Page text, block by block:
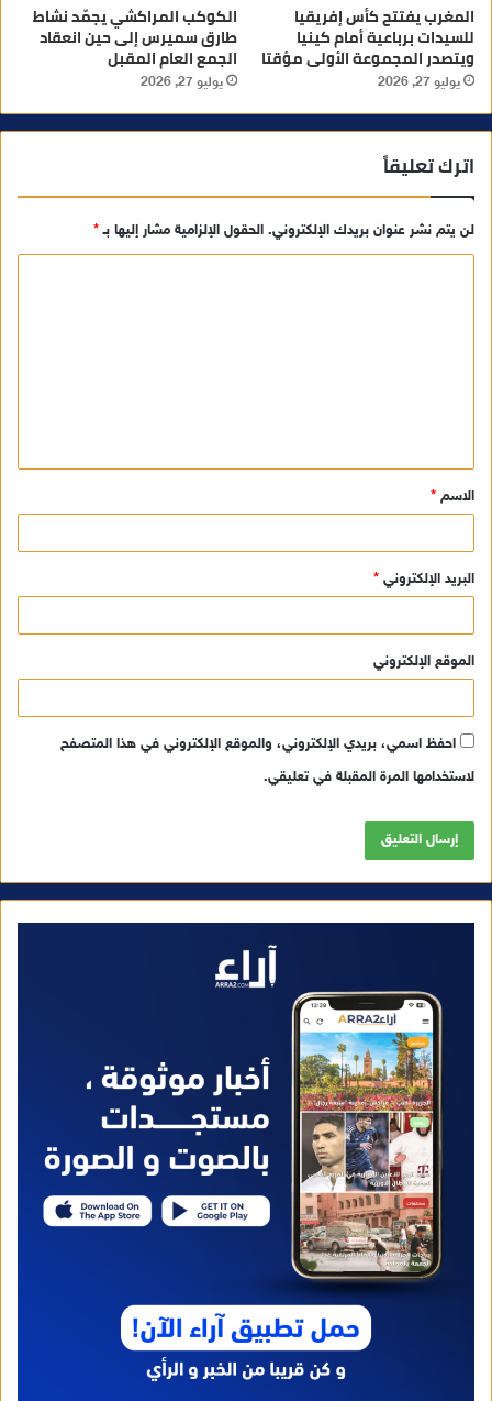
المغرب يفتتح كأس إفريقيا
للسيدات برباعية أمام كينيا
ويتصدر المجموعة الأولى مؤقتا
يوليو 27, 2026
الكوكب المراكشي يجمّد نشاط
طارق سميرس إلى حين انعقاد
الجمع العام المقبل
يوليو 27, 2026
اترك تعليقاً
لن يتم نشر عنوان بريدك الإلكتروني. الحقول الإلزامية مشار إليها بـ*
ق
*
الاسم *
البريد الإلكتروني *
الموقع الإلكتروني
احفظ اسمي، بريدي الإلكتروني، والموقع الإلكتروني في هذا المتصفح
لاستخدامها المرة المقبلة في تعليقي.